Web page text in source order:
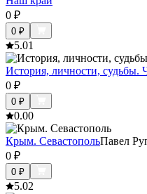
0 ₽
0 ₽
5.01
История, личности, судьбы.
0 ₽
0 ₽
0.00
Крым. СевастопольПавел
0 ₽
0 ₽
5.02